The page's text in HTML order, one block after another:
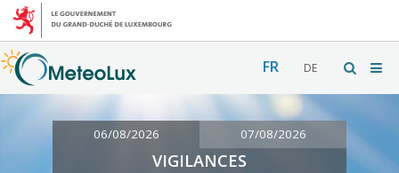
FR DE
06/08/2026 07/08/2026
VIGILANCES